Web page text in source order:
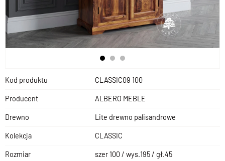
Kod produktu CLASSIC09 100
Producent ALBERO MEBLE
Drewno Lite drewno palisandrowe
Kolekcja CLASSIC
Rozmiar szer 100 / wys.195 / gł.45